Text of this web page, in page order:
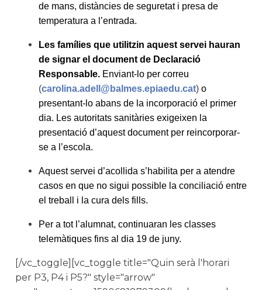
de mans, distàncies de seguretat i presa de
temperatura a l’entrada.
Les famílies que utilitzin aquest servei hauran
de signar el document de Declaració
Responsable. Enviant-lo per correu
(carolina.adell@balmes.epiaedu.cat) o
presentant-lo abans de la incorporació el primer
dia. Les autoritats sanitàries exigeixen la
presentació d’aquest document per reincorporar-
se a l’escola.
Aquest servei d’acollida s’habilita per a atendre
casos en que no sigui possible la conciliació entre
el treball i la cura dels fills.
Per a tot l’alumnat, continuaran les classes
telemàtiques fins al dia 19 de juny.
[/vc_toggle][vc_toggle title="Quin serà l'horari
per P3, P4 i P5?" style="arrow"